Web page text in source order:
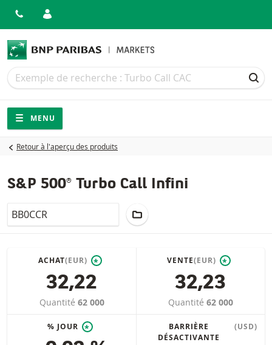
Recherche
Recherche
Navigation
Navigation sur le site
MENU
Retour à l'aperçu des produits
S&P 500® Turbo Call Infini
LocalCode
ACHAT(EUR) *
32,22
Quantité 62 000
VENTE(EUR) *
32,23
Quantité 62 000
% JOUR *
BARRIÈRE
DÉSACTIVANTE
(USD)